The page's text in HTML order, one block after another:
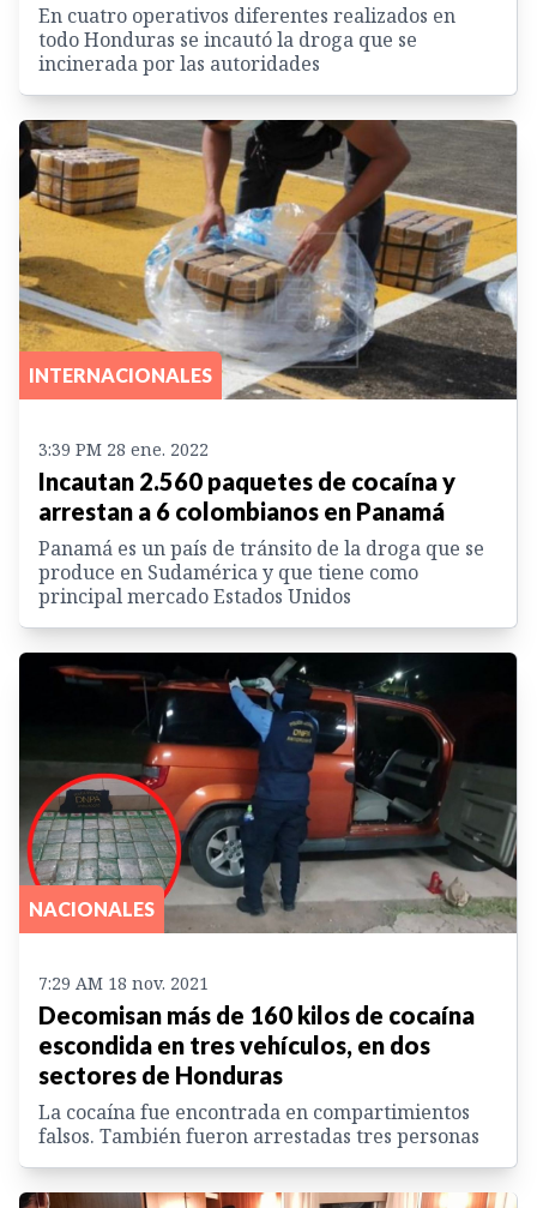
En cuatro operativos diferentes realizados en
todo Honduras se incautó la droga que se
incinerada por las autoridades
INTERNACIONALES
3:39 PM 28 ene. 2022
Incautan 2.560 paquetes de cocaína y
arrestan a 6 colombianos en Panamá
Panamá es un país de tránsito de la droga que se
produce en Sudamérica y que tiene como
principal mercado Estados Unidos
NACIONALES
7:29 AM 18 nov. 2021
Decomisan más de 160 kilos de cocaína
escondida en tres vehículos, en dos
sectores de Honduras
La cocaína fue encontrada en compartimientos
falsos. También fueron arrestadas tres personas